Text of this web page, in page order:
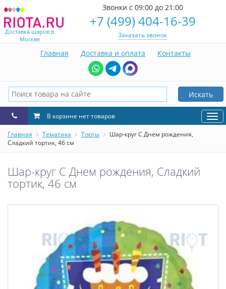
Доставка шаров в
Москве
Звонки с 09:00 до 21:00
+7 (499) 404-16-39
Заказать звонок
Главная Доставка и оплата Контакты
Искать
В корзине нет товаров
Главная Тематика Торты
Шар-круг С Днем рождения,
Сладкий тортик, 46 см
Шар-круг С Днем рождения, Сладкий
тортик, 46 см